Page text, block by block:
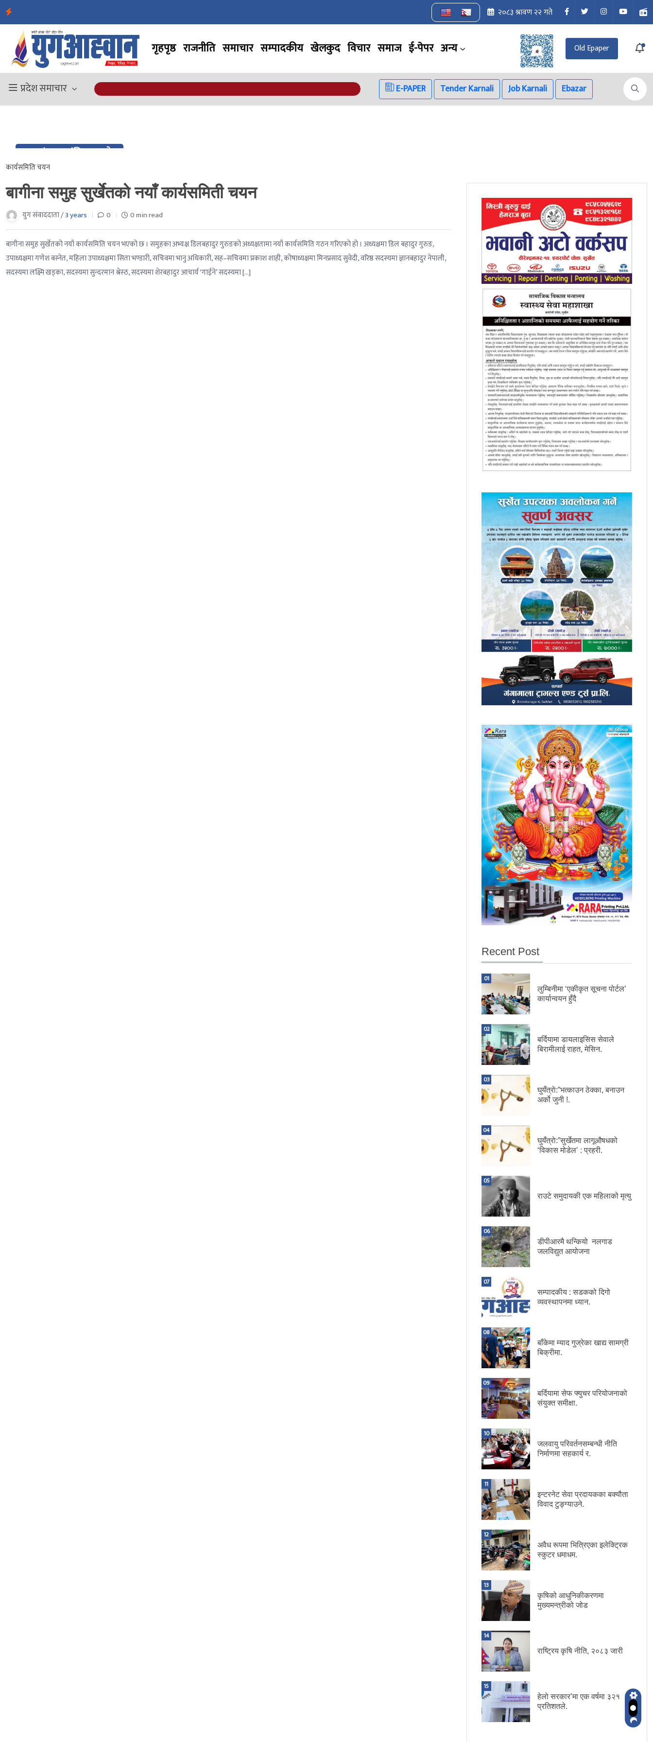
२०८३ श्रावण २२ गते
गृहपृष्ठ राजनीति समाचार सम्पादकीय खेलकुद विचार समाज ई-पेपर अन्य Old Epaper
प्रदेश समाचार E-PAPER Tender Karnali Job Karnali Ebazar
09 / २०८० मंसिर २३ गते
Dec / २०८० मंसिर २३ गते
कार्यसमिति चयन
बागीना समुह सुर्खेतको नयाँ कार्यसमिती चयन
युग संवाददाता /3 years 0 0 min read
बागीना समुह सुर्खेतको नयाँ कार्यसमिति चयन भएको छ । समुहका अभ्यक्ष डिलबहादुर गुरुङको अध्यक्षतामा नयाँ कार्यसमिति गठन गरिएको हो । अध्यक्षमा डिल बहादुर गुरुङ,
उपाध्यक्षमा गणेश बस्नेत, महिला उपाध्यक्षमा सिता भण्डारी, सचिवमा भानु अधिकारी, सह–सचिवमा प्रकाश शाही, कोषाध्यक्षमा मिनप्रसाद सुवेदी, वरिष्ठ सदस्यमा ज्ञानबहादुर नेपाली,
सदस्यमा लक्ष्मि खड्का, सदस्यमा सुन्दरमान श्रेस्ठ, सदस्यमा शेरबहादुर आचार्य ‘गाईने’ सदस्यमा […]
Recent Post
01
लुम्बिनीमा ‘एकीकृत सूचना पोर्टल’
कार्यान्वयन हुँदै
02
बर्दियामा डायलाइसिस सेवाले
बिरामीलाई राहत, मेसिन.
03
घुयँत्राे:”भत्काउन ठेक्का, बनाउन
अर्को जुनी !.
04
घुयँत्राे:”सुर्खेतमा लागूऔषधको
‘विकास मोडेल’ : प्रहरी.
05
राउटे समुदायकी एक महिलाको मृत्यु
06
डीपीआरमै थन्कियो नलगाड
जलविद्युत आयोजना
07
सम्पादकीय : सडकको दिगो
व्यवस्थापनमा ध्यान.
08
बाँकेमा म्याद गुज्रेका खाद्य सामग्री
बिक्रीमा.
09
बर्दियामा सेफ फ्युचर परियोजनाको
संयुक्त समीक्षा.
10
जलवायु परिवर्तनसम्बन्धी नीति
निर्माणमा सहकार्य र.
11
इन्टरनेट सेवा प्रदायकका बक्यौता
विवाद टुङ्ग्याउने.
12
अवैध रूपमा भित्रिएका इलेक्ट्रिक
स्कुटर धमाधम.
13
कृषिको आधुनिकीकरणमा
मुख्यमन्त्रीको जोड
14
राष्ट्रिय कृषि नीति, २०८३ जारी
15
हेलो सरकार’मा एक वर्षमा ३२१
प्रतिशतले.